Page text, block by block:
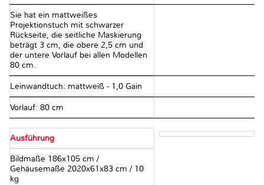
Sie hat ein mattweißes
Projektionstuch mit schwarzer
Rückseite, die seitliche Maskierung
beträgt 3 cm, die obere 2,5 cm und
der untere Vorlauf bei allen Modellen
80 cm.
Leinwandtuch: mattweiß - 1,0 Gain
Vorlauf: 80 cm
Ausführung
Bildmaße 186x105 cm /
Gehäusemaße 2020x61x83 cm / 10
kg